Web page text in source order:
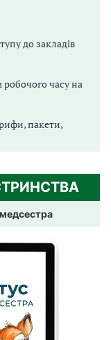
до закладів
робочого часу на
пакети,